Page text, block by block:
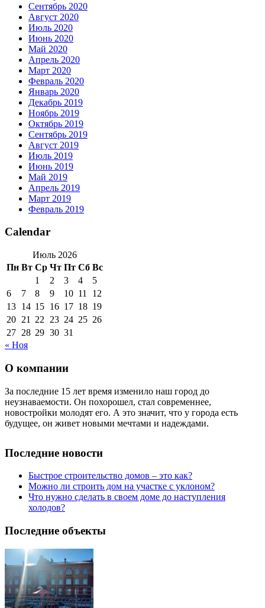
Сентябрь 2020
Август 2020
Июль 2020
Июнь 2020
Май 2020
Апрель 2020
Март 2020
Февраль 2020
Январь 2020
Декабрь 2019
Ноябрь 2019
Октябрь 2019
Сентябрь 2019
Август 2019
Июль 2019
Июнь 2019
Май 2019
Апрель 2019
Март 2019
Февраль 2019
Calendar
Июль 2026
Пн Вт Ср Чт Пт Сб Вс
1
2 3 4
5
6
7 8 9 10 11
12
13 14 15 16 17 18 19
20 21 22 23 24 25 26
27 28 29 30 31
« Ноя
О компании
За последние 15 лет время изменило наш город до
неузнаваемости. Он похорошел, стал современнее,
новостройки молодят его. А это значит, что у города есть
будущее, он живет новыми мечтами и надеждами.
Последние новости
Быстрое строительство домов – это как?
Можно ли строить дом на участке с уклоном?
Что нужно сделать в своем доме до наступления
холодов?
Последние объекты